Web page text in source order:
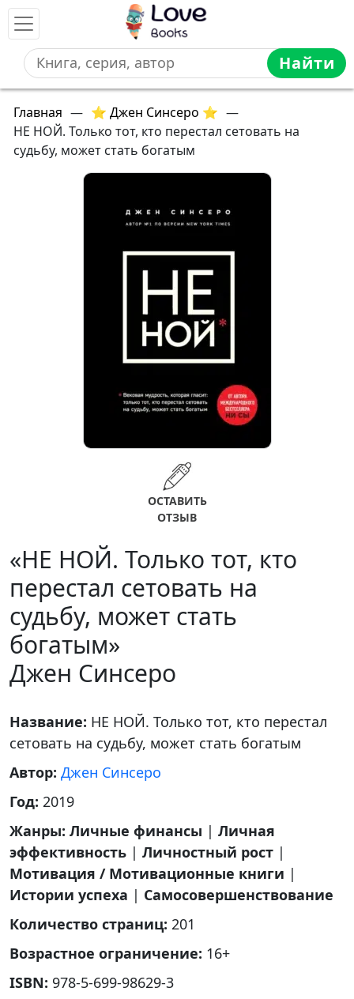
Найти
Главная — ⭐ Джен Синсеро ⭐ —
НЕ НОЙ. Только тот, кто перестал сетовать на
судьбу, может стать богатым
ОСТАВИТЬ
ОТЗЫВ
«НЕ НОЙ. Только тот, кто
перестал сетовать на
судьбу, может стать
богатым»
Джен Синсеро
Название: НЕ НОЙ. Только тот, кто перестал
сетовать на судьбу, может стать богатым
Автор: Джен Синсеро
Год: 2019
Жанры: Личные финансы | Личная
эффективность | Личностный рост |
Мотивация / Мотивационные книги |
Истории успеха | Самосовершенствование
Количество страниц: 201
Возрастное ограничение: 16+
ISBN: 978-5-699-98629-3